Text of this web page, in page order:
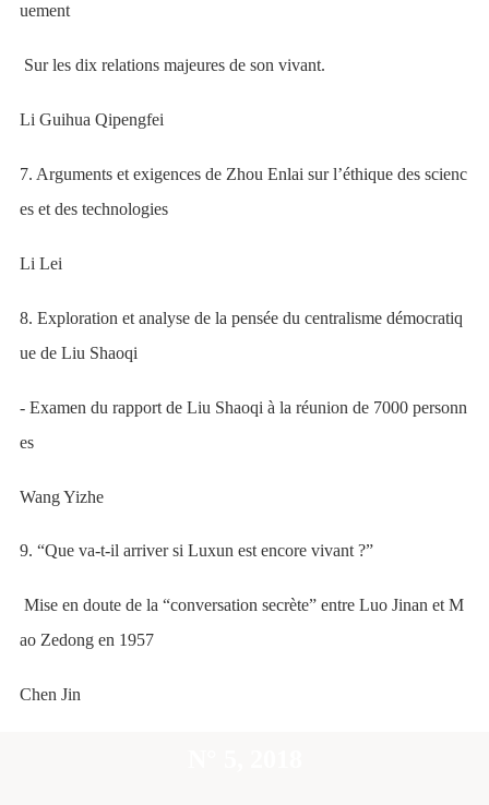
uement
Sur les dix relations majeuresde son vivant.
Li Guihua Qipengfei
7. Arguments et exigences de Zhou Enlai sur l’éthique des scienc
es et des technologies
Li Lei
8. Exploration et analyse de la pensée du centralisme démocratiq
ue de Liu Shaoqi
- Examen du rapport de Liu Shaoqi à la réunion de 7000 personn
es
Wang Yizhe
9. “Que va-t-il arriver si Luxun est encore vivant ?”
Mise en doute de la “conversation secrète” entre Luo Jinan et M
ao Zedong en 1957
Chen Jin